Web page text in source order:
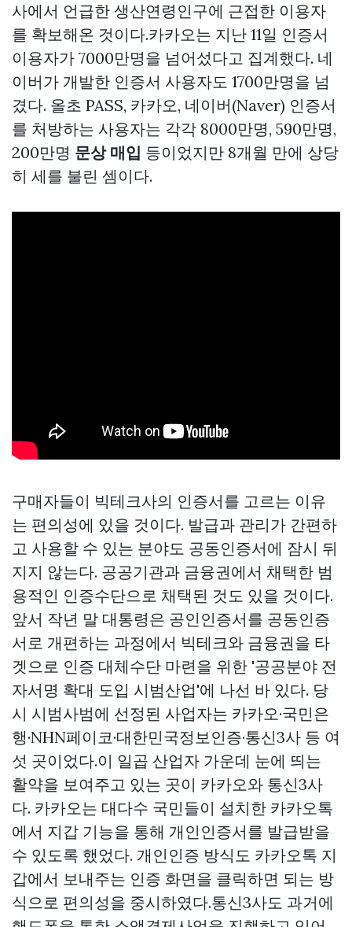
사에서 언급한 생산연령인구에 근접한 이용자
를 확보해온 것이다.카카오는 지난 11일 인증서
이용자가 7000만명을 넘어섰다고 집계했다. 네
이버가 개발한 인증서 사용자도 1700만명을 넘
겼다. 올초 PASS, 카카오, 네이버(Naver) 인증서
를 처방하는 사용자는 각각 8000만명, 590만명,
200만명 문상 매입 등이었지만 8개월 만에 상당
히 세를 불린 셈이다.
구매자들이 빅테크사의 인증서를 고르는 이유
는 편의성에 있을 것이다. 발급과 관리가 간편하
고 사용할 수 있는 분야도 공동인증서에 잠시 뒤
지지 않는다. 공공기관과 금융권에서 채택한 범
용적인 인증수단으로 채택된 것도 있을 것이다.
앞서 작년 말 대통령은 공인인증서를 공동인증
서로 개편하는 과정에서 빅테크와 금융권을 타
겟으로 인증 대체수단 마련을 위한 '공공분야 전
자서명 확대 도입 시범산업'에 나선 바 있다. 당
시 시범사범에 선정된 사업자는 카카오·국민은
행·NHN페이코·대한민국정보인증·통신3사 등 여
섯 곳이었다.이 일곱 산업자 가운데 눈에 띄는
활약을 보여주고 있는 곳이 카카오와 통신3사
다. 카카오는 대다수 국민들이 설치한 카카오톡
에서 지갑 기능을 통해 개인인증서를 발급받을
수 있도록 했었다. 개인인증 방식도 카카오톡 지
갑에서 보내주는 인증 화면을 클릭하면 되는 방
식으로 편의성을 중시하였다.통신3사도 과거에